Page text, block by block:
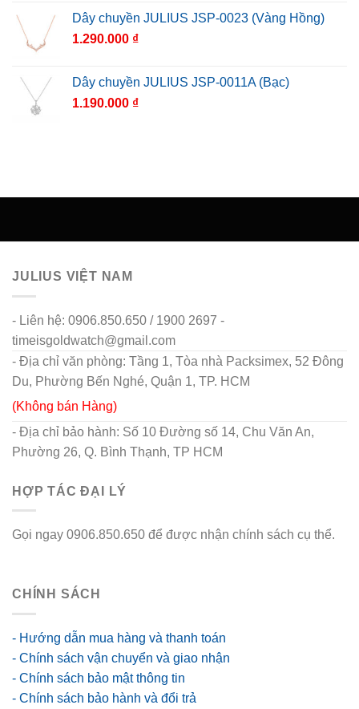
Dây chuyền JULIUS JSP-0023 (Vàng Hồng)
1.290.000 ₫
Dây chuyền JULIUS JSP-0011A (Bạc)
1.190.000 ₫
JULIUS VIỆT NAM
- Liên hệ: 0906.850.650 / 1900 2697 -
timeisgoldwatch@gmail.com
- Địa chỉ văn phòng: Tầng 1, Tòa nhà Packsimex, 52 Đông
Du, Phường Bến Nghé, Quận 1, TP. HCM
(Không bán Hàng)
- Địa chỉ bảo hành: Số 10 Đường số 14, Chu Văn An,
Phường 26, Q. Bình Thạnh, TP HCM
HỢP TÁC ĐẠI LÝ
Gọi ngay 0906.850.650 để được nhận chính sách cụ thể.
CHÍNH SÁCH
- Hướng dẫn mua hàng và thanh toán
- Chính sách vận chuyển và giao nhận
- Chính sách bảo mật thông tin
- Chính sách bảo hành và đổi trả